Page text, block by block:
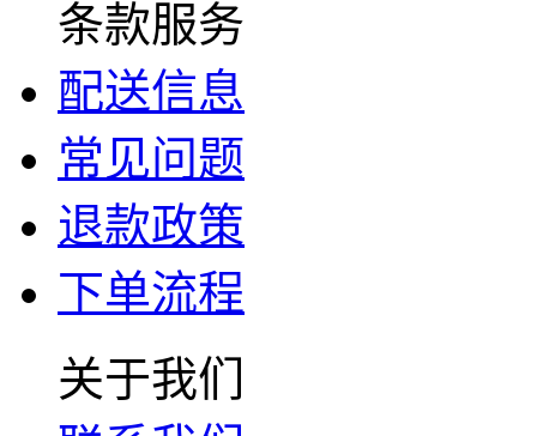
条款服务
配送信息
常见问题
退款政策
下单流程
关于我们